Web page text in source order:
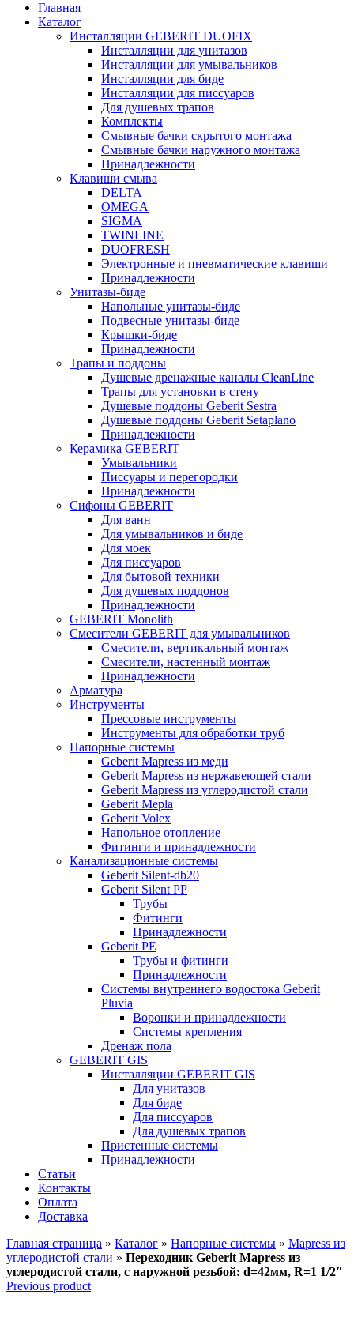
Главная
Каталог
Инсталляции GEBERIT DUOFIX
Инсталляции для унитазов
Инсталляции для умывальников
Инсталляции для биде
Инсталляции для писсуаров
Для душевых трапов
Комплекты
Смывные бачки скрытого монтажа
Смывные бачки наружного монтажа
Принадлежности
Клавиши смыва
DELTA
OMEGA
SIGMA
TWINLINE
DUOFRESH
Электронные и пневматические клавиши
Принадлежности
Унитазы-биде
Напольные унитазы-биде
Подвесные унитазы-биде
Крышки-биде
Принадлежности
Трапы и поддоны
Душевые дренажные каналы CleanLine
Трапы для установки в стену
Душевые поддоны Geberit Sestra
Душевые поддоны Geberit Setaplano
Принадлежности
Керамика GEBERIT
Умывальники
Писсуары и перегородки
Принадлежности
Сифоны GEBERIT
Для ванн
Для умывальников и биде
Для моек
Для писсуаров
Для бытовой техники
Для душевых поддонов
Принадлежности
GEBERIT Monolith
Смесители GEBERIT для умывальников
Смесители, вертикальный монтаж
Смесители, настенный монтаж
Принадлежности
Арматура
Инструменты
Прессовые инструменты
Инструменты для обработки труб
Напорные системы
Geberit Mapress из меди
Geberit Mapress из нержавеющей стали
Geberit Mapress из углеродистой стали
Geberit Mepla
Geberit Volex
Напольное отопление
Фитинги и принадлежности
Канализационные системы
Geberit Silent-db20
Geberit Silent PP
Трубы
Фитинги
Принадлежности
Geberit PE
Трубы и фитинги
Принадлежности
Системы внутреннего водостока Geberit
Pluvia
Воронки и принадлежности
Системы крепления
Дренаж пола
GEBERIT GIS
Инсталляции GEBERIT GIS
Для унитазов
Для биде
Для писсуаров
Для душевых трапов
Пристенные системы
Принадлежности
Статьи
Контакты
Оплата
Доставка
Главная страница » Каталог » Напорные системы » Mapress из
углеродистой стали » Переходник Geberit Mapress из
углеродистой стали, с наружной резьбой: d=42мм, R=1 1/2″
Previous product